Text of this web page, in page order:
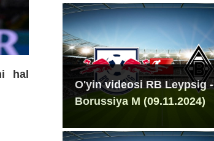
hal
O'yin videosi RB Leypsig -
Borussiya M (09.11.2024)